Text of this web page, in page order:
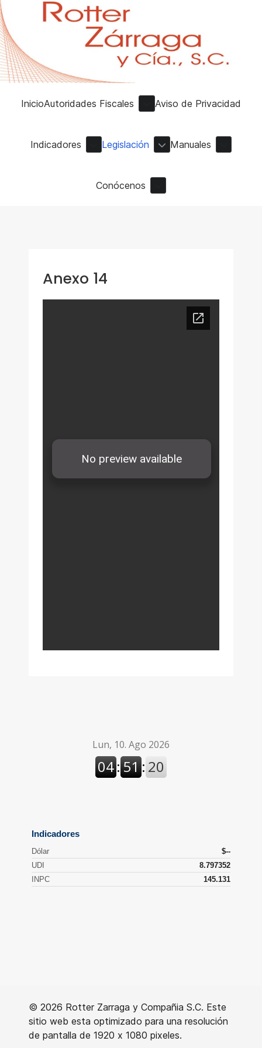
InicioAutoridades Fiscales Aviso de Privacidad
Indicadores Legislación Manuales
Conócenos
Anexo 14
© 2026 Rotter Zarraga y Compañia S.C. Este
sitio web esta optimizado para una resolución
de pantalla de 1920 x 1080 pixeles.